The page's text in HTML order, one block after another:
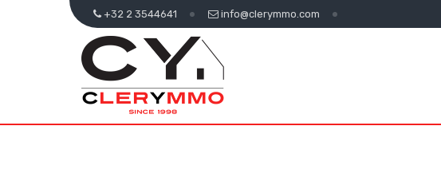
+32 2 3544641 info@clerymmo.com